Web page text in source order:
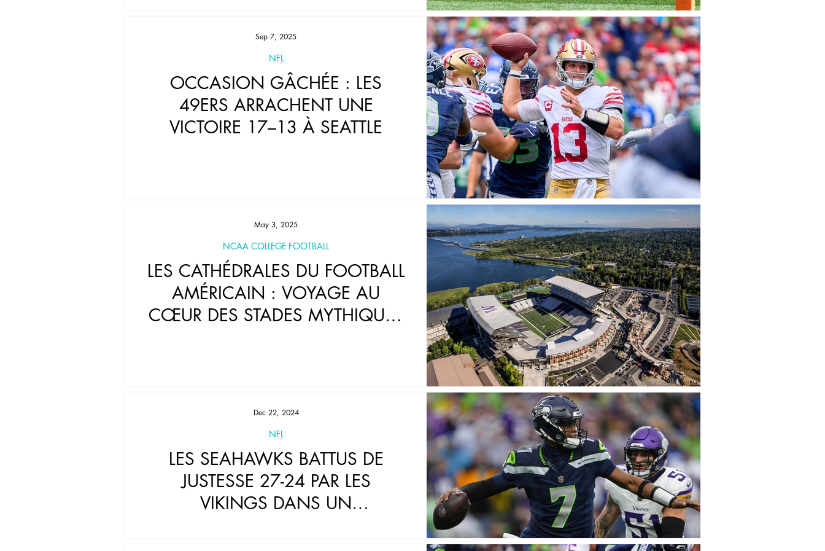
OCCASION GÂCHÉE : LES
49ERS ARRACHENT UNE
VICTOIRE 17–13 À SEATTLE
NFL
Sep 7, 2025
LES CATHÉDRALES DU FOOTBALL
AMÉRICAIN : VOYAGE AU
CŒUR DES STADES MYTHIQUES
NCAA COLLEGE FOOTBALL
May 3, 2025
LES SEAHAWKS BATTUS DE
JUSTESSE 27-24 PAR LES
VIKINGS DANS UN
NFL
Dec 22, 2024